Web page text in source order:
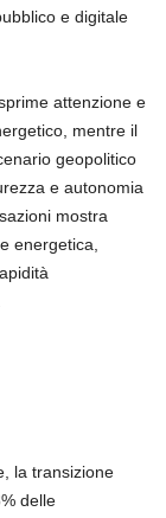
e digitale
attenzione e
mentre il
geopolitico
e autonomia
mostra
energetica,
la transizione
delle